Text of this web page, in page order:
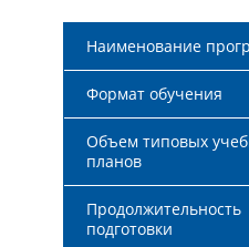
Наименование
Формат обучения
Объем типовых
планов
Продолжительность
подготовки